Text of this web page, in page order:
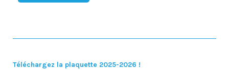
Téléchargez la plaquette 2025-2026 !